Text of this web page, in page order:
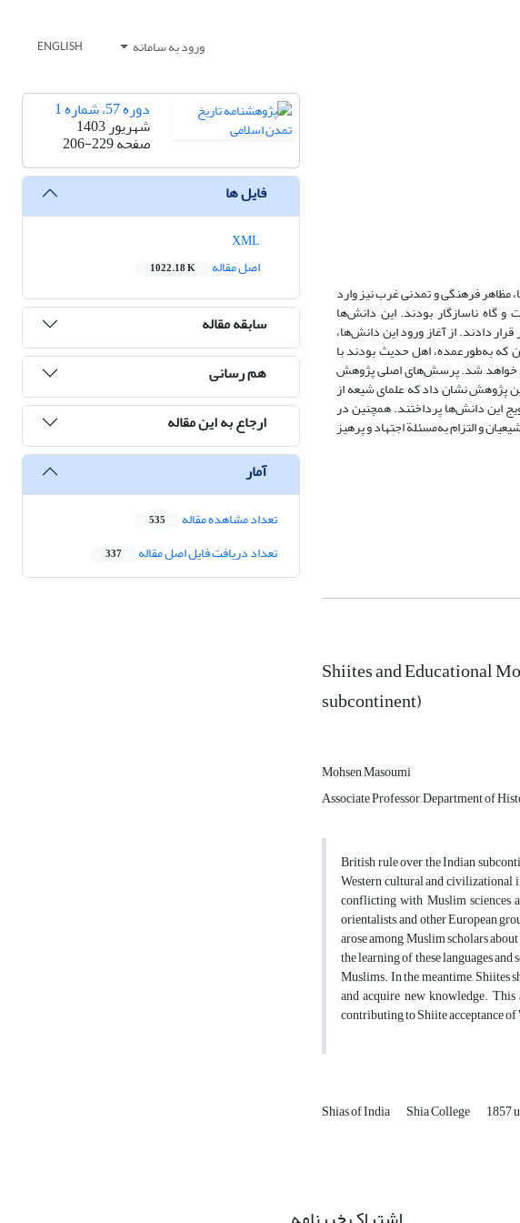
ورود به سامانه ENGLISH
مظاهر فرهنگی و تمدنی غرب نیز وارد
گاه ناسازگار بودند. این دانش‌ها
دادند. از آغاز ورود این دانش‌ها،
که به‌طورعمده، اهل حدیث بودند با
خواهد شد. پرسش‌های اصلی پژوهش
پژوهش نشان داد که علمای شیعه از
این دانش‌ها پرداختند. همچنین در
و التزام به‌مسئلة اجتهاد و پرهیز
Shiites and Educational
subcontinent)
Mohsen Masoumi
Associate Professor, Department of
British rule over the Indian
Western cultural and civilizational
conflicting with Muslim sciences
orientalists, and other European
arose among Muslim scholars
the learning of these languages
Muslims. In the meantime, Shiites
and acquire new knowledge. This
contributing to Shiite acceptance of
Shias of India Shia College 1857
دوره 57، شماره 1
شهریور 1403
صفحه206-229
فایل ها
اصل مقاله
1022.18 K
سابقه مقاله
هم رسانی
ارجاع به این مقاله
آمار
تعداد مشاهده مقاله 535
تعداد دریافت فایل اصل مقاله 337